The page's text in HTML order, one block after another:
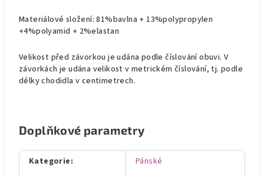
Materiálové složení: 81%bavlna + 13%polypropylen
+4%polyamid + 2%elastan
Velikost před závorkou je udána podle číslování obuvi. V
závorkách je udána velikost v metrickém číslování, tj. podle
délky chodidla v centimetrech.
Doplňkové parametry
Kategorie:
Pánské